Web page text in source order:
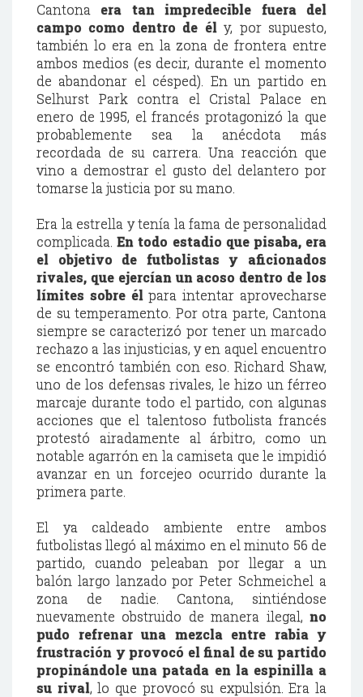
Cantonaera tan impredecible fuera del
campo como dentro de ély, por supuesto,
también lo era en la zona de frontera entre
ambos medios (es decir, durante el momento
de abandonar el césped). En un partido en
Selhurst Park contra el Cristal Palace en
enero de 1995, el francés protagonizó la que
probablemente sea la anécdota más
recordada de su carrera. Una reacción que
vino a demostrar el gusto del delantero por
tomarse la justicia por su mano.
Era la estrella y tenía la fama de personalidad
complicada.En todo estadio que pisaba, era
el objetivo de futbolistas y aficionados
rivales, que ejercían un acoso dentro de los
límites sobre élpara intentar aprovecharse
de su temperamento. Por otra parte, Cantona
siempre se caracterizó por tener un marcado
rechazo a las injusticias, y en aquel encuentro
se encontró también con eso. Richard Shaw,
uno de los defensas rivales, le hizo un férreo
marcaje durante todo el partido, con algunas
acciones que el talentoso futbolista francés
protestó airadamente al árbitro, como un
notable agarrón en la camiseta que le impidió
avanzar en un forcejeo ocurrido durante la
primera parte.
El ya caldeado ambiente entre ambos
futbolistas llegó al máximo en el minuto 56 de
partido, cuando peleaban por llegar a un
balón largo lanzado por Peter Schmeichel a
zona de nadie. Cantona, sintiéndose
nuevamente obstruido de manera ilegal, no
pudo refrenar una mezcla entre rabia y
frustración y provocó el final de su partido
propinándole una patada en la espinilla a
su rival, lo que provocó su expulsión. Era la